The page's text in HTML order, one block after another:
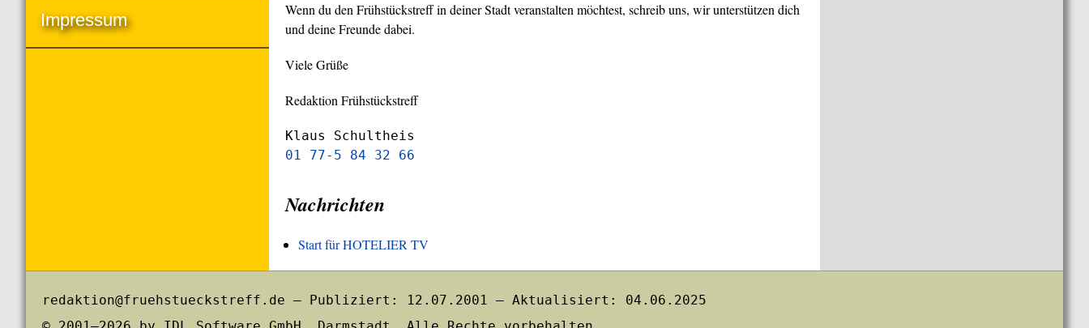
Wenn du den Frühstückstreff in deiner Stadt veranstalten möchtest, schreib uns, wir unterstützen dich
und deine Freunde dabei.
Viele Grüße
Redaktion Frühstückstreff
Klaus Schultheis
01 77-5 84 32 66
Nachrichten
Start für HOTELIER TV
Impressum
redaktion@fruehstueckstreff.de – Publiziert: 12.07.2001 – Aktualisiert: 04.06.2025